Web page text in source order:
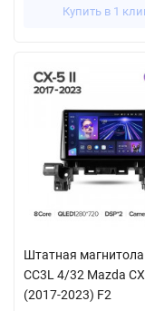
Купить в 1
Штатная магнитола
CC3L 4/32 Mazda
(2017-2023) F2